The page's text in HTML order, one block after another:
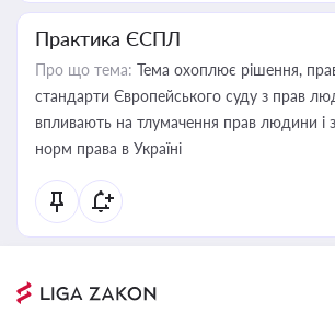
Практика ЄСПЛ
Про що тема: Тема охоплює рішення,
стандарти Європейського суду з прав
впливають на тлумачення прав людини і
норм права в Україні